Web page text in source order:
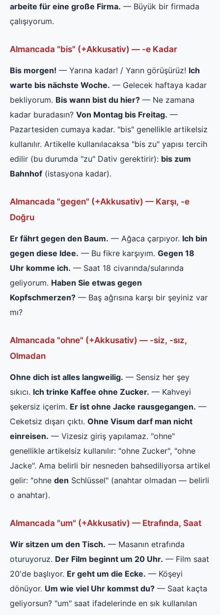
arbeite für eine große Firma. — Büyük bir firmada
çalışıyorum.
Almancada "bis" (+Akkusativ) — -e Kadar
Bis morgen! — Yarına kadar! / Yarın görüşürüz! Ich
warte bis nächste Woche. — Gelecek haftaya kadar
bekliyorum. Bis wann bist du hier? — Ne zamana
kadar buradasın? Von Montag bis Freitag. —
Pazartesiden cumaya kadar. "bis" genellikle artikelsiz
kullanılır. Artikelle kullanılacaksa "bis zu" yapısı tercih
edilir (bu durumda "zu" Dativ gerektirir): bis zum
Bahnhof (istasyona kadar).
Almancada "gegen" (+Akkusativ) — Karşı, -e
Doğru
Er fährt gegen den Baum. — Ağaca çarpıyor. Ich bin
gegen diese Idee. — Bu fikre karşıyım. Gegen 18
Uhr komme ich. — Saat 18 civarında/sularında
geliyorum. Haben Sie etwas gegen
Kopfschmerzen? — Baş ağrısına karşı bir şeyiniz var
mı?
Almancada "ohne" (+Akkusativ) — -siz, -sız,
Olmadan
Ohne dich ist alles langweilig. — Sensiz her şey
sıkıcı. Ich trinke Kaffee ohne Zucker. — Kahveyi
şekersiz içerim. Er ist ohne Jacke rausgegangen. —
Ceketsiz dışarı çıktı. Ohne Visum darf man nicht
einreisen. — Vizesiz giriş yapılamaz. "ohne"
genellikle artikelsiz kullanılır: "ohne Zucker", "ohne
Jacke". Ama belirli bir nesneden bahsediliyorsa artikel
gelir: "ohne den Schlüssel" (anahtar olmadan — belirli
o anahtar).
Almancada "um" (+Akkusativ) — Etrafında, Saat
Wir sitzen um den Tisch. — Masanın etrafında
oturuyoruz. Der Film beginnt um 20 Uhr. — Film saat
20'de başlıyor. Er geht um die Ecke. — Köşeyi
dönüyor. Um wie viel Uhr kommst du? — Saat kaçta
geliyorsun? "um" saat ifadelerinde en sık kullanılan